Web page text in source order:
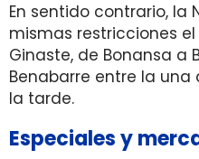
En sentido contrario, la
mismas restricciones el
Ginaste, de Bonansa a
Benabarre entre la
la tarde.
Especiales y